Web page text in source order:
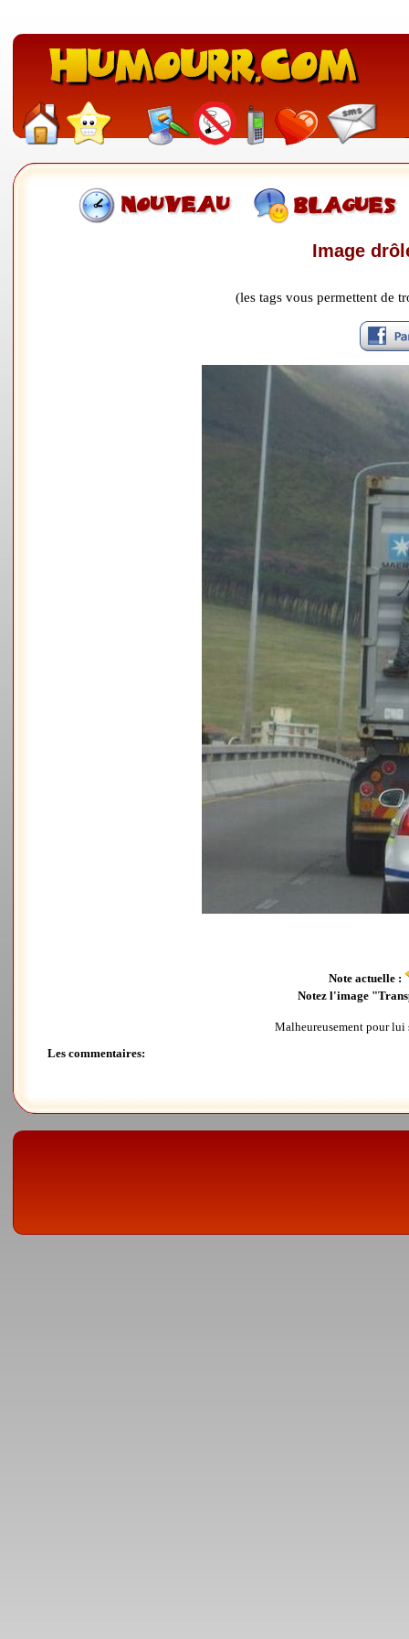
Image
(les tags vous permettent de
Note actuelle :
Notez l'image
Malheureusement pour lui
Les commentaires: